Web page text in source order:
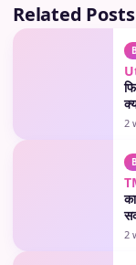
Related Posts
2
2